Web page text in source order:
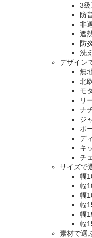
3
防
非
遮
防
洗
デザイン
無
北
モ
リ
ナ
ジ
ボ
デ
キ
チ
サイズで
幅
幅
幅
幅
幅
幅
素材で選